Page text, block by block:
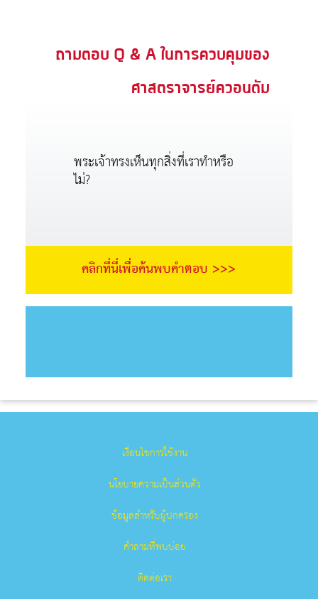
ถามตอบ Q & A ในการควบคุมของ
ศาสตราจารย์ควอนตัม
พระเจ้าทรงเห็นทุกสิ่งที่เราทำหรือ
ไม่?
คลิกที่นี่เพื่อค้นพบคำตอบ >>>
เงื่อนไขการใช้งาน
นโยบายความเป็นส่วนตัว
ข้อมูลสำหรับผู้ปกครอง
คำถามที่พบบ่อย
ติดต่อเรา